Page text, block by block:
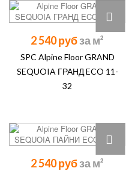
2 540 руб
SPC Alpine Floor GRAND
SEQUOIA ГРАНД ECO 11-
32
2 540 руб